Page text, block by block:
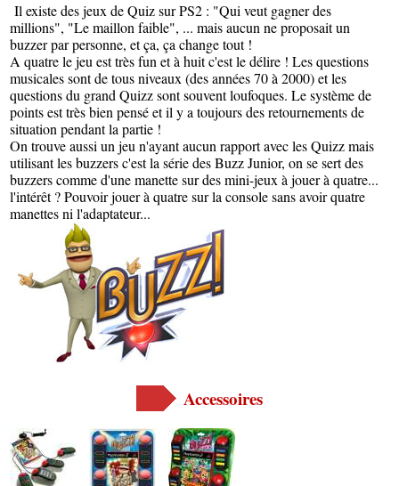
Il existe des jeux de Quiz sur PS2 : "Qui veut gagner des
millions", "Le maillon faible", ... mais aucun ne proposait un
buzzer par personne, et ça, ça change tout !
A quatre le jeu est très fun et à huit c'est le délire ! Les questions
musicales sont de tous niveaux (des années 70 à 2000) et les
questions du grand Quizz sont souvent loufoques. Le système de
points est très bien pensé et il y a toujours des retournements de
situation pendant la partie !
On trouve aussi un jeu n'ayant aucun rapport avec les Quizz mais
utilisant les buzzers c'est la série des Buzz Junior, on se sert des
buzzers comme d'une manette sur des mini-jeux à jouer à quatre...
l'intérêt ? Pouvoir jouer à quatre sur la console sans avoir quatre
manettes ni l'adaptateur...
Accessoires